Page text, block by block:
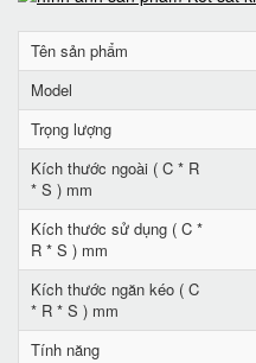
Tên sản phẩm
Model
Trọng lượng
Kích thước ngoài ( C * R
* S ) mm
Kích thước sử dụng ( C *
R * S ) mm
Kích thước ngăn kéo ( C
* R * S ) mm
Tính năng